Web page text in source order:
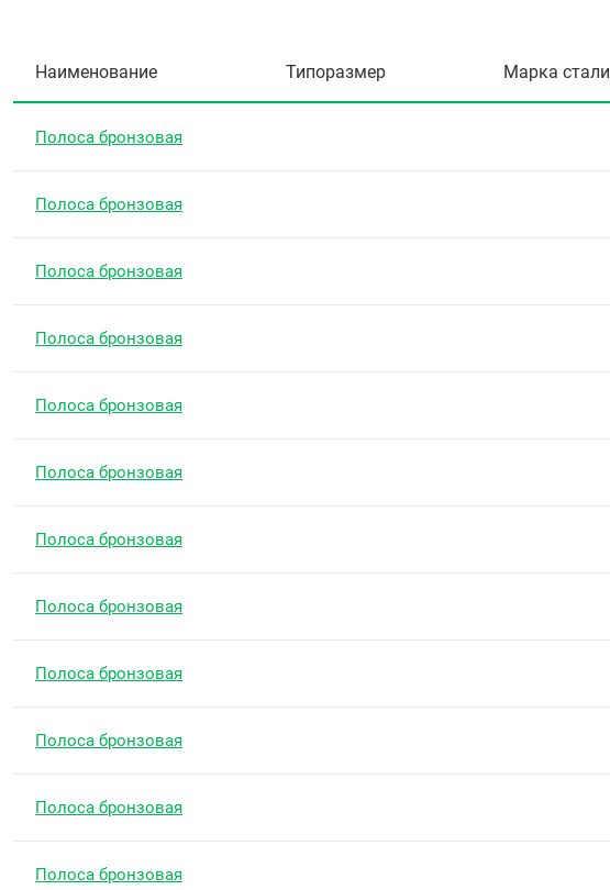
Наименование Типоразмер Марка стали
Полоса бронзовая
Полоса бронзовая
Полоса бронзовая
Полоса бронзовая
Полоса бронзовая
Полоса бронзовая
Полоса бронзовая
Полоса бронзовая
Полоса бронзовая
Полоса бронзовая
Полоса бронзовая
Полоса бронзовая